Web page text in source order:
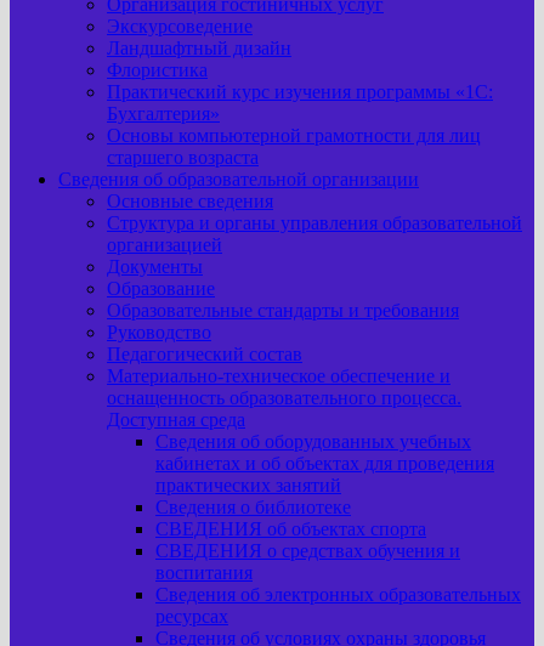
Организация гостиничных услуг
Экскурсоведение
Ландшафтный дизайн
Флористика
Практический курс изучения программы «1С:
Бухгалтерия»
Основы компьютерной грамотности для лиц
старшего возраста
Сведения об образовательной организации
Основные сведения
Структура и органы управления образовательной
организацией
Документы
Образование
Образовательные стандарты и требования
Руководство
Педагогический состав
Материально-техническое обеспечение и
оснащенность образовательного процесса.
Доступная среда
Сведения об оборудованных учебных
кабинетах и об объектах для проведения
практических занятий
Сведения о библиотеке
СВЕДЕНИЯ об объектах спорта
СВЕДЕНИЯ о средствах обучения и
воспитания
Сведения об электронных образовательных
ресурсах
Сведения об условиях охраны здоровья